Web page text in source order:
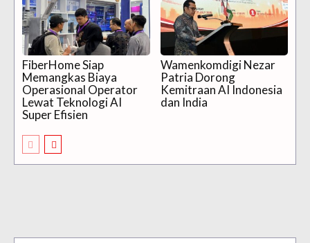
FiberHome Siap
Memangkas Biaya
Operasional Operator
Lewat Teknologi AI
Super Efisien
Wamenkomdigi Nezar
Patria Dorong
Kemitraan AI Indonesia
dan India